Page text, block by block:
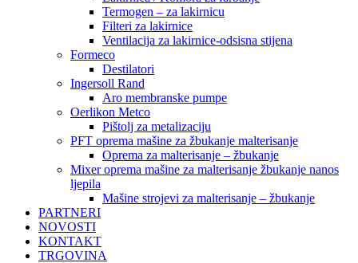
Termogen – za lakirnicu
Filteri za lakirnice
Ventilacija za lakirnice-odsisna stijena
Formeco
Destilatori
Ingersoll Rand
Aro membranske pumpe
Oerlikon Metco
Pištolj za metalizaciju
PFT oprema mašine za žbukanje malterisanje
Oprema za malterisanje – žbukanje
Mixer oprema mašine za malterisanje žbukanje nanos
ljepila
Mašine strojevi za malterisanje – žbukanje
PARTNERI
NOVOSTI
KONTAKT
TRGOVINA